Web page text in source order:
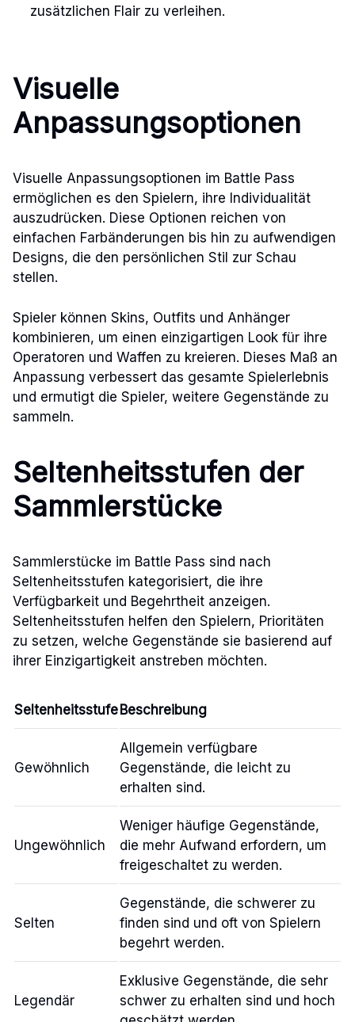
zusätzlichen Flair zu verleihen.
Visuelle
Anpassungsoptionen
Visuelle Anpassungsoptionen im Battle Pass
ermöglichen es den Spielern, ihre Individualität
auszudrücken. Diese Optionen reichen von
einfachen Farbänderungen bis hin zu aufwendigen
Designs, die den persönlichen Stil zur Schau
stellen.
Spieler können Skins, Outfits und Anhänger
kombinieren, um einen einzigartigen Look für ihre
Operatoren und Waffen zu kreieren. Dieses Maß an
Anpassung verbessert das gesamte Spielerlebnis
und ermutigt die Spieler, weitere Gegenstände zu
sammeln.
Seltenheitsstufen der
Sammlerstücke
Sammlerstücke im Battle Pass sind nach
Seltenheitsstufen kategorisiert, die ihre
Verfügbarkeit und Begehrtheit anzeigen.
Seltenheitsstufen helfen den Spielern, Prioritäten
zu setzen, welche Gegenstände sie basierend auf
ihrer Einzigartigkeit anstreben möchten.
Seltenheitsstufe Beschreibung
Gewöhnlich
Allgemein verfügbare
Gegenstände, die leicht zu
erhalten sind.
Ungewöhnlich
Weniger häufige Gegenstände,
die mehr Aufwand erfordern, um
freigeschaltet zu werden.
Selten
Gegenstände, die schwerer zu
finden sind und oft von Spielern
begehrt werden.
Legendär
Exklusive Gegenstände, die sehr
schwer zu erhalten sind und hoch